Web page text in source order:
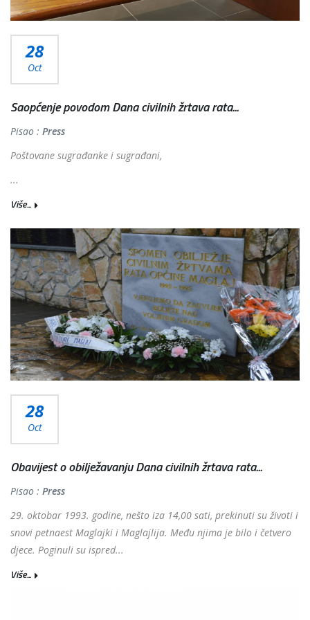
28
Oct
Saopćenje povodom Dana civilnih žrtava rata...
Pisao : Press
Poštovane sugrađanke i sugrađani,
...
Više...
28
Oct
Obavijest o obilježavanju Dana civilnih žrtava rata...
Pisao : Press
29. oktobar 1993. godine, nešto iza 14,00 sati, prekinuti su životi i
snovi petnaest Maglajki i Maglajlija. Među njima je bilo i četvero
djece. Poginuli su ispred...
Više...